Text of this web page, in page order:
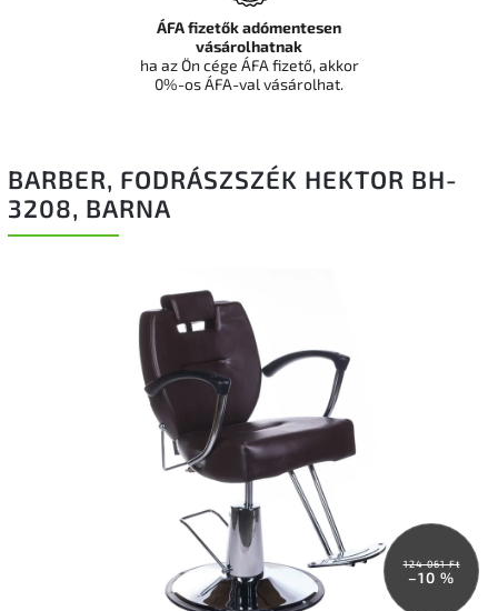
BARBER, FODRÁSZSZÉK HEKTOR BH-
3208, BARNA
124 061 Ft
–10 %
ÁFA fizetők adómentesen
vásárolhatnak
ha az Ön cége ÁFA fizető, akkor
0%-os ÁFA-val vásárolhat.